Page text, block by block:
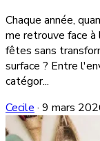
Chaque année,
me retrouve face
fêtes sans
surface ? Entre
catégor...
Cecile · 9 mars